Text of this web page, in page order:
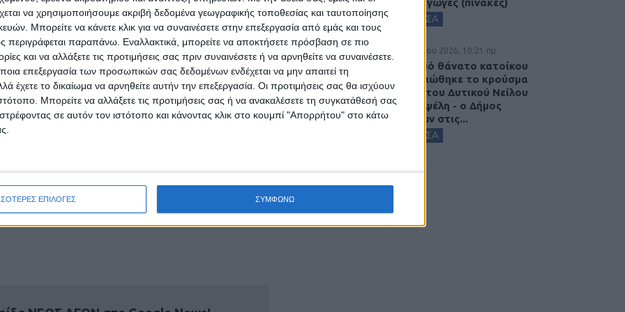
να χρησιμοποιήσουμε ακριβή δεδομένα γεωγραφικής τοποθεσίας και ταυτοποίησης
Μπορείτε να κάνετε κλικ για να συναινέσετε στην επεξεργασία από εμάς και τους
περιγράφεται παραπάνω. Εναλλακτικά, μπορείτε να αποκτήσετε πρόσβαση σε πιο
και να αλλάξετε τις προτιμήσεις σας πριν συναινέσετε ή να αρνηθείτε να συναινέσετε.
επεξεργασία των προσωπικών σας δεδομένων ενδέχεται να μην απαιτεί τη
έχετε το δικαίωμα να αρνηθείτε αυτήν την επεξεργασία. Οι προτιμήσεις σας θα ισχύουν
Μπορείτε να αλλάξετε τις προτιμήσεις σας ή να ανακαλέσετε τη συγκατάθεσή σας
σε αυτόν τον ιστότοπο και κάνοντας κλικ στο κουμπί "Απορρήτου" στο κάτω
ΕΠΙΛΟΓΕΣ ΣΥΜΦΩΝΩ
πολύ ερεθισμένη πολιτικά για τις βάσεις
εγώ πιστεύω ότι ο Μητσοτάκης θα χάσει
Τουρκία αυτή τη στιγμή σύμφωνα με τις
να επέμβει στρατιωτικά στην Ελλάδα,αλλά
θα ήτανε πιο εύκολη αν περιμέναμε να
λόγο όσο δίκιο και αν έχει η Τουρκία,
αυτή τη στιγμή δεν θα κερδίσουμε
εύκολα μετά την αποχώρηση του
ΚΑΡΔΙΤΣΑ
7 Αυγούστου 2026, 10:21 πμ
Μετά από θάνατο κατοίκου
επιβεβαιώθηκε το κρούσμα
του ιού του Δυτικού Νείλου
στην Κυψέλη - ο Δήμος
Σοφάδων στις...
ΚΑΡΔΙΤΣΑ